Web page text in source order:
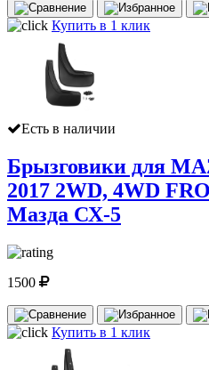
Купить в 1 клик
Есть в наличии
Брызговики для
2017 2WD, 4WD
Мазда СХ-5
1500
Купить в 1 клик